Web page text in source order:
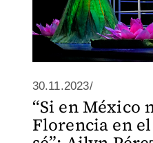
30.11.2023/
“Si en México
Florencia en